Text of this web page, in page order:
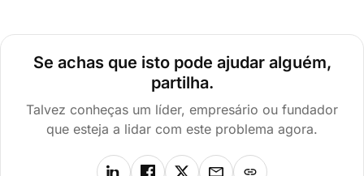
Se achas que isto pode ajudar alguém,
partilha.
Talvez conheças um líder, empresário ou fundador
que esteja a lidar com este problema agora.